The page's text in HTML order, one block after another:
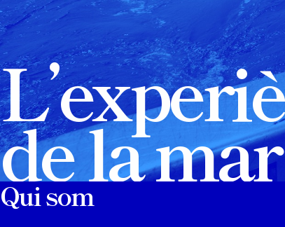
de la mar
Qui som